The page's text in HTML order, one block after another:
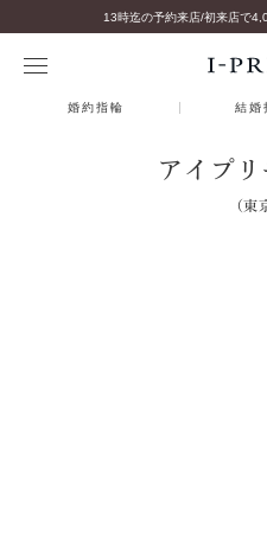
婚約指輪 結婚
アイプ
（東